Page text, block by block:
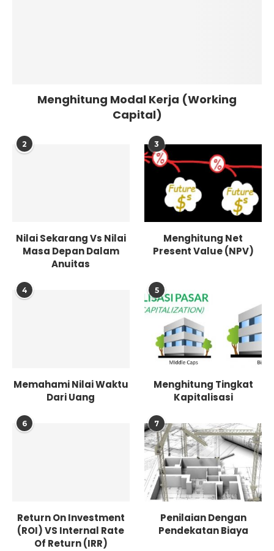
Menghitung Modal Kerja (Working
Capital)
2
Nilai Sekarang Vs Nilai
Masa Depan Dalam
Anuitas
3
Menghitung Net
Present Value (NPV)
4
Memahami Nilai Waktu
Dari Uang
5
Menghitung Tingkat
Kapitalisasi
6
Return On Investment
(ROI) VS Internal Rate
Of Return (IRR)
7
Penilaian Dengan
Pendekatan Biaya